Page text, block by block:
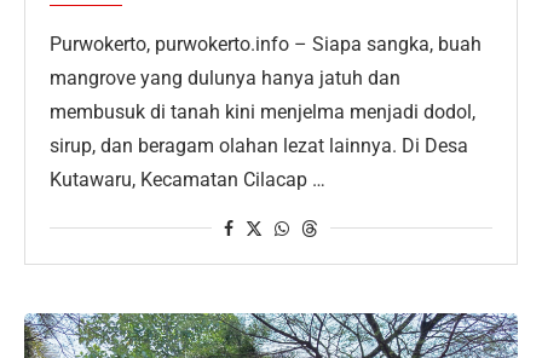
Purwokerto, purwokerto.info – Siapa sangka, buah
mangrove yang dulunya hanya jatuh dan
membusuk di tanah kini menjelma menjadi dodol,
sirup, dan beragam olahan lezat lainnya. Di Desa
Kutawaru, Kecamatan Cilacap …